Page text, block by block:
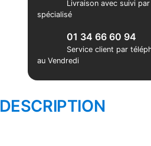
Livraison avec suivi
spécialisé
01 34 66 60 94
Service client par
au Vendredi
DESCRIPTION